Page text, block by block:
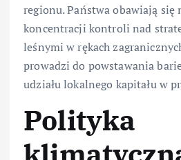
regionu. Państwa obawiają się
koncentracji kontroli nad
leśnymi w rękach
prowadzi do powstawania
udziału lokalnego kapitału w
Polityka